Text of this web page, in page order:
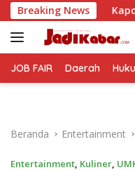
Langsung
ke
konten
Breaking News
Malang Kota
JOB FAIR Daerah
Beranda Entertainment
Entertainment, Kuliner,